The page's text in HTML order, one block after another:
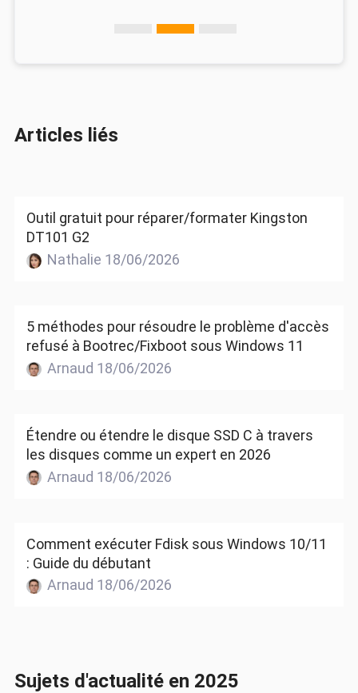
Articles liés
Outil gratuit pour réparer/formater Kingston
DT101 G2
Nathalie 18/06/2026
5 méthodes pour résoudre le problème d'accès
refusé à Bootrec/Fixboot sous Windows 11
Arnaud 18/06/2026
Étendre ou étendre le disque SSD C à travers
les disques comme un expert en 2026
Arnaud 18/06/2026
Comment exécuter Fdisk sous Windows 10/11
: Guide du débutant
Arnaud 18/06/2026
Sujets d'actualité en 2025